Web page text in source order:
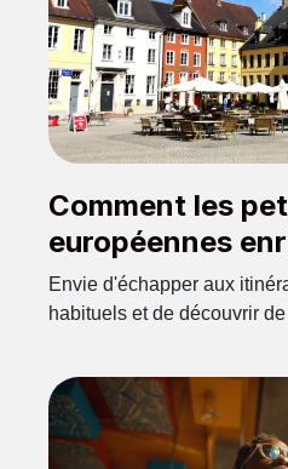
Comment les
européennes
l'expérience
Envie d'échapper aux
habituels et de découvrir